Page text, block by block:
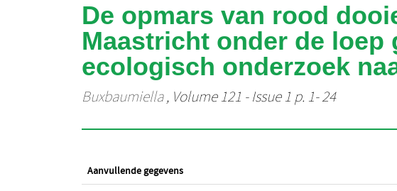
De opmars van rood
Maastricht onder de
ecologisch onderzoek
Buxbaumiella, Volume 121 - Issue 1 p. 1- 24
Aanvullende gegevens